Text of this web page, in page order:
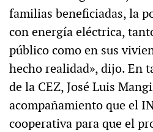
familias beneficiadas, la
con energía eléctrica,
público como en sus
hecho realidad», dijo. En
de la CEZ, José Luis
acompañamiento que el
cooperativa para que el